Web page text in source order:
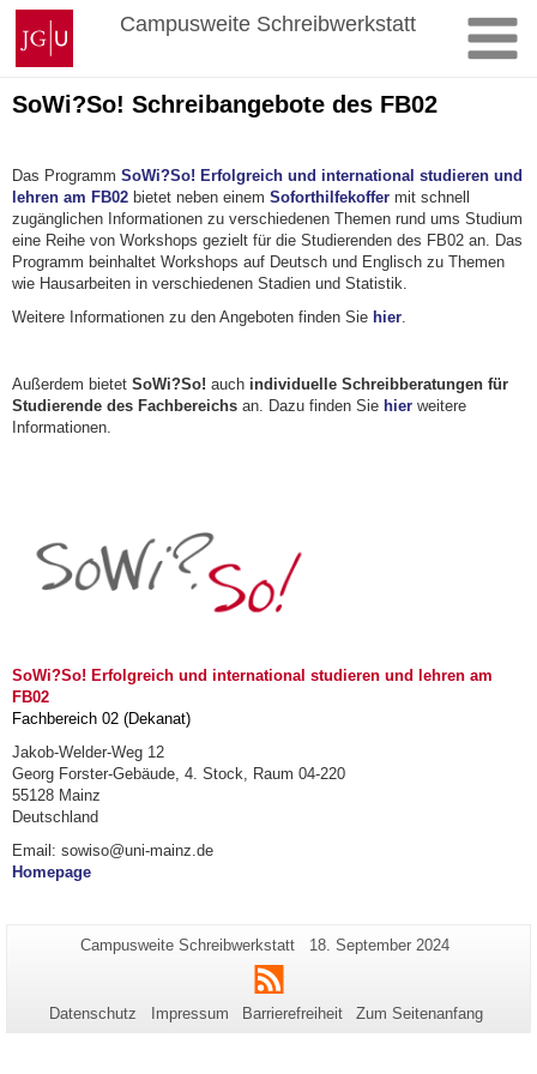
Zum
Inhalt
springen
Johannes
Gutenberg-
Universität
Mainz
Campusweite Schreibwerkstatt
SoWi?So! Schreibangebote des FB02
Das Programm SoWi?So! Erfolgreich und international studieren und
lehren am FB02 bietet neben einem Soforthilfekoffer mit schnell
zugänglichen Informationen zu verschiedenen Themen rund ums Studium
eine Reihe von Workshops gezielt für die Studierenden des FB02 an. Das
Programm beinhaltet Workshops auf Deutsch und Englisch zu Themen
wie Hausarbeiten in verschiedenen Stadien und Statistik.
Weitere Informationen zu den Angeboten finden Sie hier
Außerdem bietet SoWi?So! auch individuelle Schreibberatungen für
Studierende des Fachbereichs an. Dazu finden Sie hier weitere
Informationen.
SoWi?So! Erfolgreich und international studieren und lehren am
FB02
Fachbereich 02 (Dekanat)
Jakob-Welder-Weg 12
Georg Forster-Gebäude, 4. Stock, Raum 04-220
55128 Mainz
Deutschland
Email: sowiso@uni-mainz.de
Homepage
Zusätzliche
Informationen
zu
dieser
Seiten-
Campusweite Schreibwerkstatt
Letzte
18. September 2024
RSS
Datenschutz Impressum Barrierefreiheit Zum Seitenanfang